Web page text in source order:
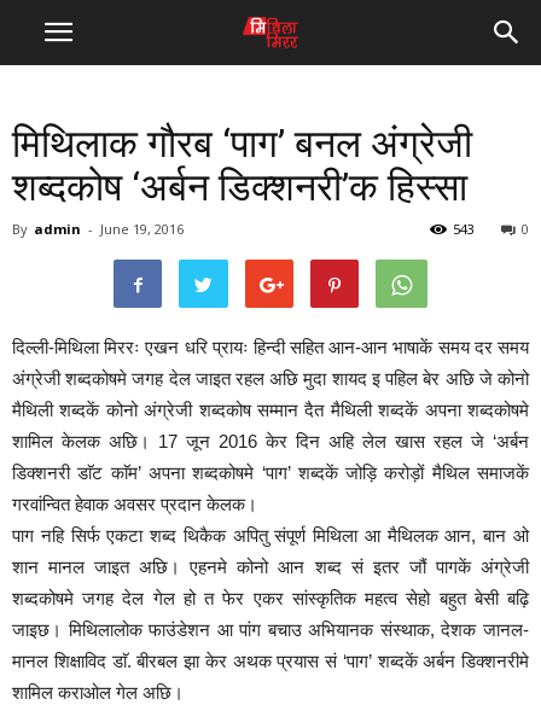
मिथिलाक गौरब ‘पाग’ बनल अंग्रेजी
शब्दकोष ‘अर्बन डिक्शनरी’क हिस्सा
By admin - June 19, 2016 0
543
दिल्ली-मिथिला मिररः एखन धरि प्रायः हिन्दी सहित आन-आन भाषाकें समय दर समय
अंग्रेजी शब्दकोषमे जगह देल जाइत रहल अछि मुदा शायद इ पहिल बेर अछि जे कोनो
मैथिली शब्दकें कोनो अंग्रेजी शब्दकोष सम्मान दैत मैथिली शब्दकें अपना शब्दकोषमे
शामिल केलक अछि। 17 जून 2016 केर दिन अहि लेल खास रहल जे ‘अर्बन
डिक्शनरी डाॅट काॅम’ अपना शब्दकोषमे ‘पाग’ शब्दकें जोड़ि करोड़ों मैथिल समाजकें
गरवांन्वित हेवाक अवसर प्रदान केलक।
पाग नहि सिर्फ एकटा शब्द थिकैक अपितु संपूर्ण मिथिला आ मैथिलक आन, बान ओ
शान मानल जाइत अछि। एहनमे कोनो आन शब्द सं इतर जौं पागकें अंग्रेजी
शब्दकोषमे जगह देल गेल हो त फेर एकर सांस्कृतिक महत्व सेहो बहुत बेसी बढ़ि
जाइछ। मिथिलालोक फाउंडेशन आ पांग बचाउ अभियानक संस्थाक, देशक जानल-
मानल शिक्षाविद डाॅ. बीरबल झा केर अथक प्रयास सं ‘पाग’ शब्दकें अर्बन डिक्शनरीमे
शामिल कराओल गेल अछि।